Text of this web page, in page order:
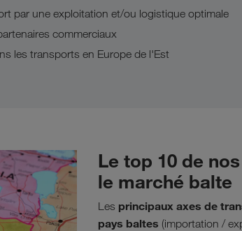
par une exploitation et/ou logistique optimale
commerciaux
les transports en Europe de l'Est
Le top 10 de
le marché balte
Les principaux axes de
pays baltes (importation /